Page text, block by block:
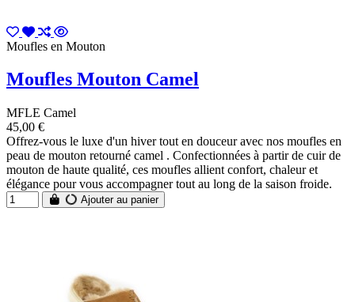
Moufles en Mouton
Moufles Mouton Camel
MFLE Camel
45,00 €
Offrez-vous le luxe d'un hiver tout en douceur avec nos moufles en
peau de mouton retourné camel . Confectionnées à partir de cuir de
mouton de haute qualité, ces moufles allient confort, chaleur et
élégance pour vous accompagner tout au long de la saison froide.
Ajouter au panier